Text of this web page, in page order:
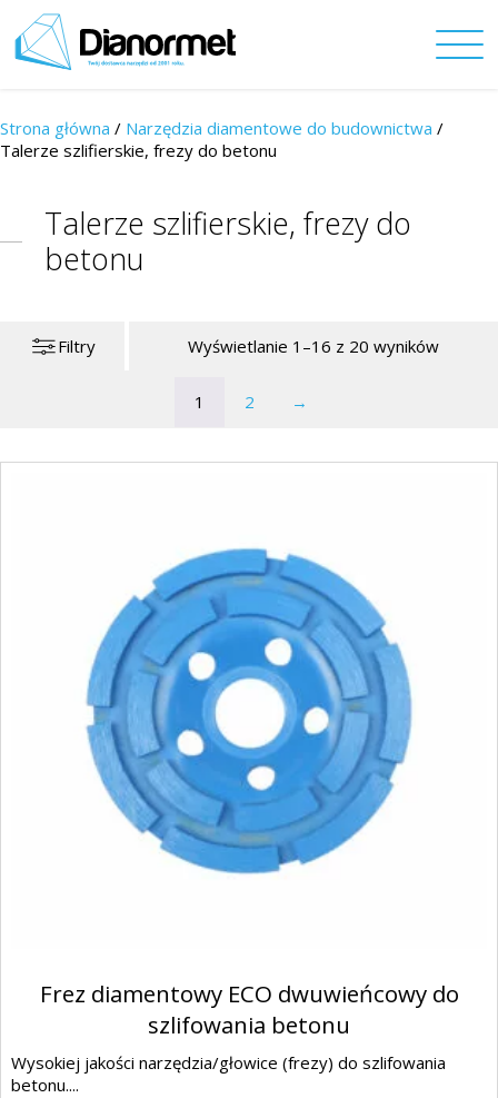
Strona główna / Narzędzia diamentowe do budownictwa /
Talerze szlifierskie, frezy do betonu
Talerze szlifierskie, frezy do
betonu
Filtry Wyświetlanie 1–16 z 20 wyników
1 2 →
Frez diamentowy ECO dwuwieńcowy do
szlifowania betonu
Wysokiej jakości narzędzia/głowice (frezy) do szlifowania
betonu....